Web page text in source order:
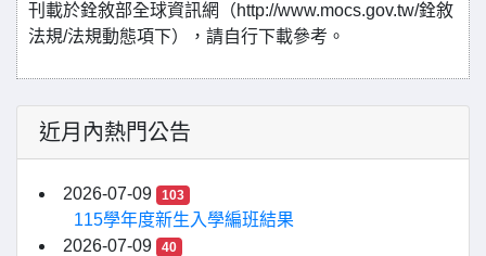
刊載於銓敘部全球資訊網（http://www.mocs.gov.tw/銓敘
法規/法規動態項下），請自行下載參考。
近月內熱門公告
2026-07-09 103
115學年度新生入學編班結果
2026-07-09
40